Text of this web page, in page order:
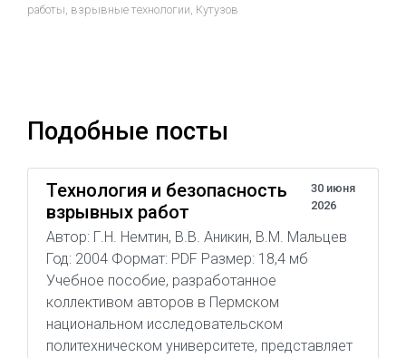
работы, взрывные технологии, Кутузов
Подобные посты
Технология и безопасность
взрывных работ
30 июня
2026
Автор: Г.Н. Немтин, В.В. Аникин, В.М. Мальцев
Год: 2004 Формат: PDF Размер: 18,4 мб
Учебное пособие, разработанное
коллективом авторов в Пермском
национальном исследовательском
политехническом университете, представляет